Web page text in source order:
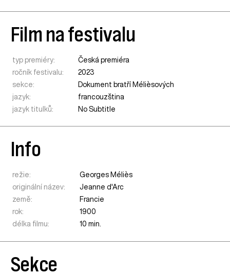
Film na festivalu
typ premiéry:
Česká premiéra
ročník festivalu:
2023
sekce:
Dokument bratří Mélièsových
jazyk:
francouzština
jazyk titulků:
No Subtitle
Info
režie:
Georges Méliès
originální název:
Jeanne d'Arc
země:
Francie
rok:
1900
délka filmu:
10 min.
Sekce